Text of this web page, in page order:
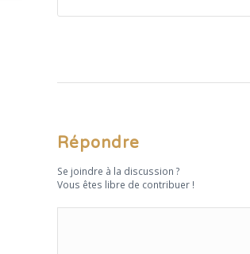
Répondre
Se joindre à la discussion ?
Vous êtes libre de contribuer !